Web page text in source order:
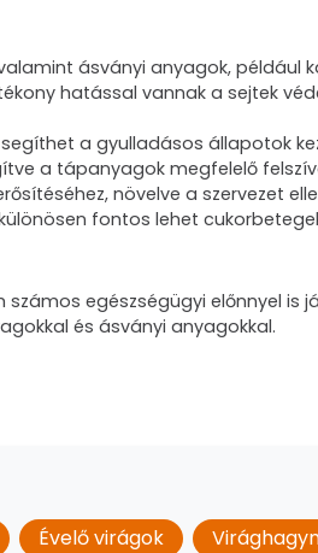
ásványi anyagok, például
hatással vannak a sejtek
a gyulladásos állapotok
a tápanyagok megfelelő
növelve a szervezet
fontos lehet
egészségügyi előnnyel is
és ásványi anyagokkal.
Évelő virágok